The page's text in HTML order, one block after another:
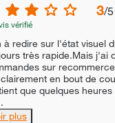
3/5
vérifié
à redire sur l'état visuel
très rapide.Mais j'ai
sur
en bout de
que quelques
plus